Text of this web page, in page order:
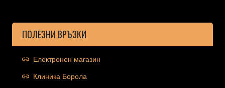
ПОЛЕЗНИ ВРЪЗКИ
Електронен магазин
Клиника Борола